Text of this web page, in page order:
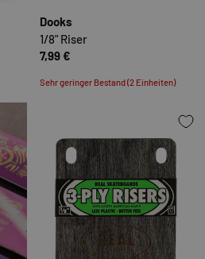
Dooks
1/8" Riser
7,99 €
Sehr geringer Bestand (2 Einheiten)